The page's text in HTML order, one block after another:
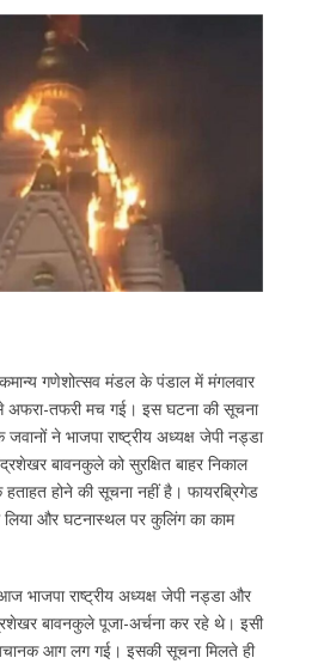
गणेशोत्सव मंडल के पंडाल में मंगलवार
तफरी मच गई। इस घटना की सूचना
ने भाजपा राष्ट्रीय अध्यक्ष जेपी नड्डा
बावनकुले को सुरक्षित बाहर निकाल
होने की सूचना नहीं है। फायरब्रिगेड
और घटनास्थल पर कुलिंग का काम
भाजपा राष्ट्रीय अध्यक्ष जेपी नड्डा और
बावनकुले पूजा-अर्चना कर रहे थे। इसी
आग लग गई। इसकी सूचना मिलते ही